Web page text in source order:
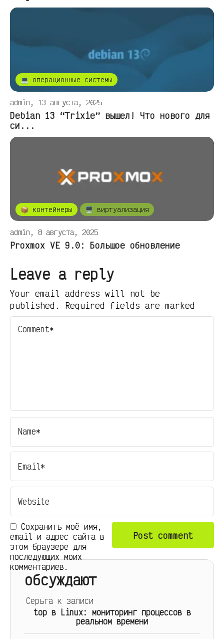
💻 операционные системы
admin, 13 августа, 2025
Debian 13 “Trixie” вышел! Что нового для
си...
📦 контейнеры 🖥️ виртуализация
admin, 8 августа, 2025
Proxmox VE 9.0: Большое обновление
Leave a reply
Your email address will not be
published. Required fields are marked
Сохранить моё имя,
email и адрес сайта в
этом браузере для
последующих моих
комментариев.
обсуждают
Серьгак записи
top в Linux: мониторинг процессов в
реальном времени